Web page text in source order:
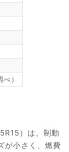
）
）は、制動
が小さく、燃費